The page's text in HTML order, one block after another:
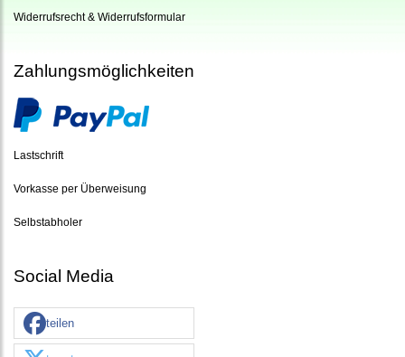
Widerrufsrecht & Widerrufsformular
Zahlungsmöglichkeiten
Lastschrift
Vorkasse per Überweisung
Selbstabholer
Social Media
teilen